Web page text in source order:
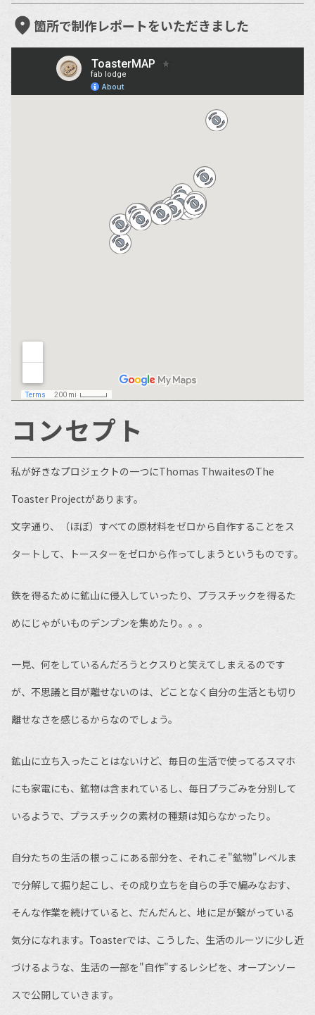
箇所で制作レポートをいただきました
コンセプト
私が好きなプロジェクトの一つにThomas ThwaitesのThe
Toaster Projectがあります。
文字通り、（ほぼ）すべての原材料をゼロから自作することをス
タートして、トースターをゼロから作ってしまうというものです。
鉄を得るために鉱山に侵入していったり、プラスチックを得るた
めにじゃがいものデンプンを集めたり。。。
一見、何をしているんだろうとクスりと笑えてしまえるのです
が、不思議と目が離せないのは、どことなく自分の生活とも切り
離せなさを感じるからなのでしょう。
鉱山に立ち入ったことはないけど、毎日の生活で使ってるスマホ
にも家電にも、鉱物は含まれているし、毎日プラごみを分別して
いるようで、プラスチックの素材の種類は知らなかったり。
自分たちの生活の根っこにある部分を、それこそ"鉱物"レベルま
で分解して掘り起こし、その成り立ちを自らの手で編みなおす、
そんな作業を続けていると、だんだんと、地に足が繋がっている
気分になれます。Toasterでは、こうした、生活のルーツに少し近
づけるような、生活の一部を"自作"するレシピを、オープンソー
スで公開していきます。